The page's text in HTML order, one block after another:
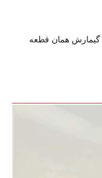
گیمارش همان قطعه